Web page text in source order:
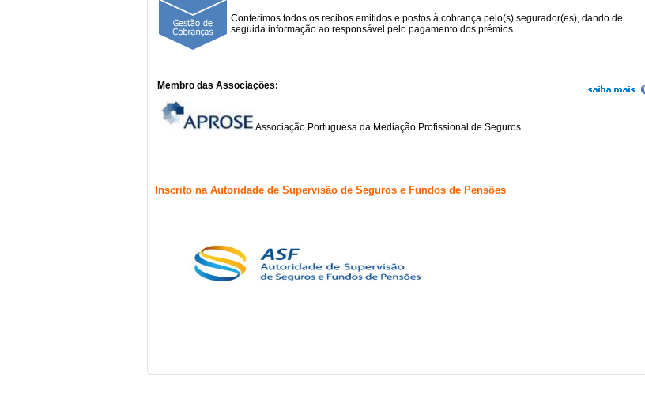
Conferimos todos os recibos emitidos e postos à cobrança pelo(s) segurador(es), dando de
seguida informação ao responsável pelo pagamento dos prémios.
Membro das Associações:
Associação Portuguesa da Mediação Profissional de Seguros
Inscrito na Autoridade de Supervisão de Seguros e Fundos de Pensões